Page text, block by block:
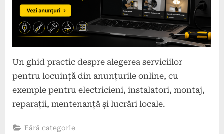
Un ghid practic despre alegerea serviciilor
pentru locuință din anunțurile online, cu
exemple pentru electricieni, instalatori, montaj,
reparații, mentenanță și lucrări locale.
Fără categorie